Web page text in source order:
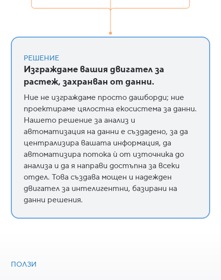
РЕШЕНИЕ
Изграждаме вашия двигател за
растеж, захранван от данни.
Ние не изграждаме просто дашборди; ние
проектираме цялостна екосистема за данни.
Нашето решение за анализ и
автоматизация на данни е създадено, за да
централизира вашата информация, да
автоматизира потока ѝ от източника до
анализа и да я направи достъпна за всеки
отдел. Това създава мощен и надежден
двигател за интелигентни, базирани на
данни решения.
ПОЛЗИ